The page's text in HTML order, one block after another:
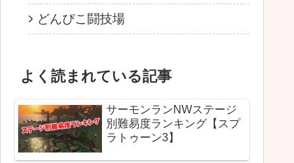
どんぴこ闘技場
よく読まれている記事
サーモンランNWステージ
別難易度ランキング【スプ
ラトゥーン3】